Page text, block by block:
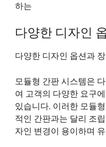
하는
다양한 디자인
다양한 디자인 옵션과
모듈형 간판 시스템은
여 고객의 다양한 요구
있습니다. 이러한 모듈
적인 간판과는 달리 조
자인 변경이 용이하며